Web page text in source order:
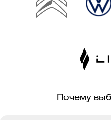
Почему